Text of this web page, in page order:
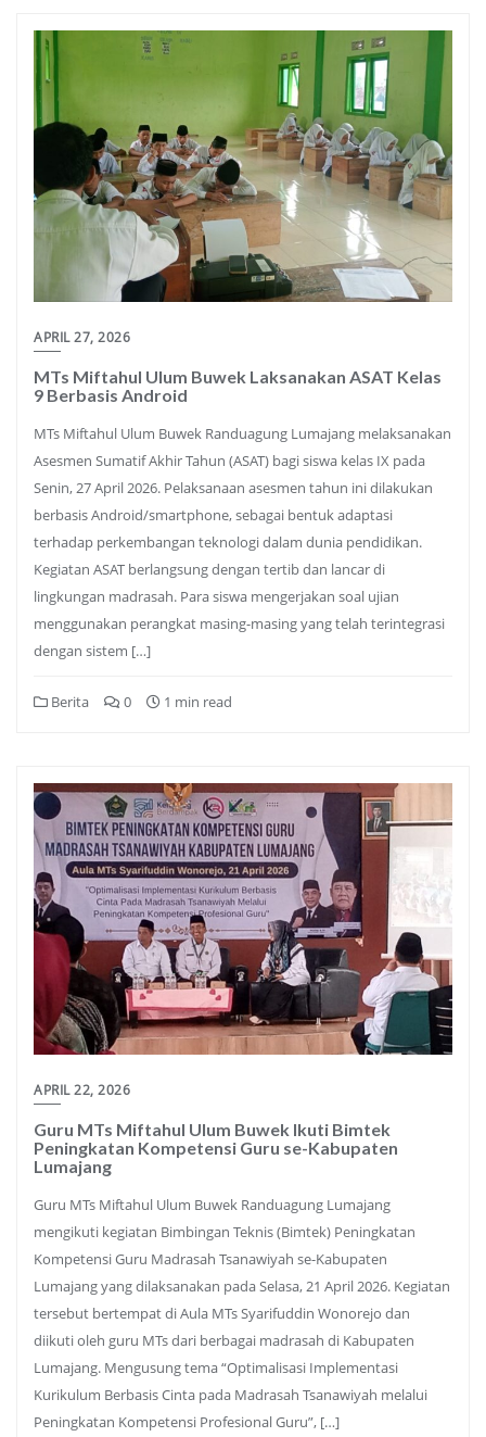
APRIL 27, 2026
MTs Miftahul Ulum Buwek Laksanakan ASAT Kelas
9 Berbasis Android
MTs Miftahul Ulum Buwek Randuagung Lumajang melaksanakan
Asesmen Sumatif Akhir Tahun (ASAT) bagi siswa kelas IX pada
Senin, 27 April 2026. Pelaksanaan asesmen tahun ini dilakukan
berbasis Android/smartphone, sebagai bentuk adaptasi
terhadap perkembangan teknologi dalam dunia pendidikan.
Kegiatan ASAT berlangsung dengan tertib dan lancar di
lingkungan madrasah. Para siswa mengerjakan soal ujian
menggunakan perangkat masing-masing yang telah terintegrasi
dengan sistem […]
Berita 0 1 min read
APRIL 22, 2026
Guru MTs Miftahul Ulum Buwek Ikuti Bimtek
Peningkatan Kompetensi Guru se-Kabupaten
Lumajang
Guru MTs Miftahul Ulum Buwek Randuagung Lumajang
mengikuti kegiatan Bimbingan Teknis (Bimtek) Peningkatan
Kompetensi Guru Madrasah Tsanawiyah se-Kabupaten
Lumajang yang dilaksanakan pada Selasa, 21 April 2026. Kegiatan
tersebut bertempat di Aula MTs Syarifuddin Wonorejo dan
diikuti oleh guru MTs dari berbagai madrasah di Kabupaten
Lumajang. Mengusung tema “Optimalisasi Implementasi
Kurikulum Berbasis Cinta pada Madrasah Tsanawiyah melalui
Peningkatan Kompetensi Profesional Guru”, […]